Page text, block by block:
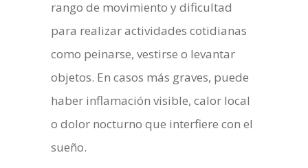
rango de movimiento y dificultad
para realizar actividades cotidianas
como peinarse, vestirse o levantar
objetos. En casos más graves, puede
haber inflamación visible, calor local
o dolor nocturno que interfiere con el
sueño.